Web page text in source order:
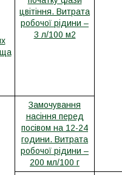
цвітіння. Витрата
робочої рідини –
3 л/100 м2
Замочування
насіння перед
посівом на 12-24
години. Витрата
робочої рідини –
200 мл/100 г